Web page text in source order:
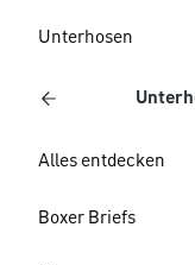
Unterhosen
Alles entdecken
Boxer Briefs